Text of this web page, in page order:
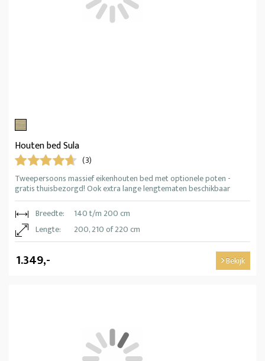
Houten bed Sula
(3)
Tweepersoons massief eikenhouten bed met optionele poten -
gratis thuisbezorgd! Ook extra lange lengtematen beschikbaar
Breedte:
140 t/m 200 cm
Lengte:
200, 210 of 220 cm
1.349,- Bekijk